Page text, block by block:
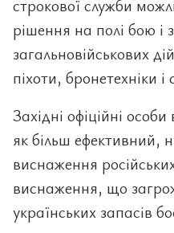
строкової служби
рішення на полі бою і
загальновійськових
піхоти, бронетехніки і
Західні офіційні
як більш ефективний,
виснаження
виснаження, що
українських запасів